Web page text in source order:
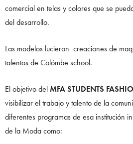
comercial en telas y colores que se
del desarrollo.
Las modelos lucieron creaciones de
talentos de Colómbe school.
El objetivo delMFA STUDENTS
visibilizar el trabajo y talento de la
diferentes programas de esa institución
de la Moda como: